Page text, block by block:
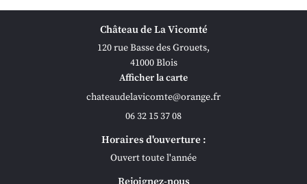

Agrandir la photo
Château de La Vicomté
120 rue Basse des Grouets,
41000 Blois
Afficher la carte
06 32 15 37 08
Horaires d'ouverture :
Ouvert toute l'année